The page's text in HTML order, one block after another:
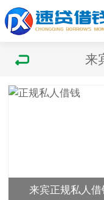
来
来宾正规私人借